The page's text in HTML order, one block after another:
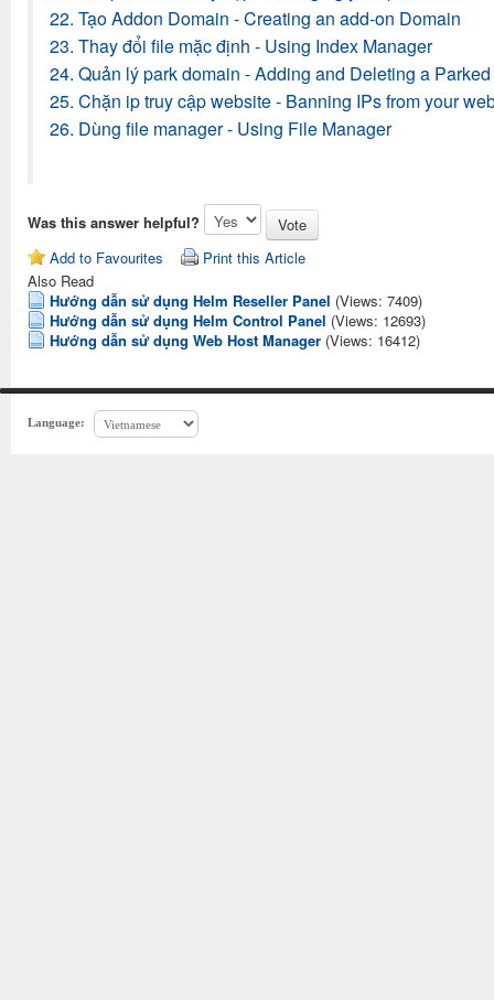
22. Tạo Addon Domain - Creating an add-on Domain
23. Thay đổi file mặc định - Using Index Manager
24. Quản lý park domain - Adding and Deleting a
25. Chặn ip truy cập website - Banning IPs from your
26. Dùng file manager - Using File Manager
Was this answer helpful?
Add to Favourites
Print this Article
Also Read
Hướng dẫn sử dụng Helm Reseller Panel (Views: 7409)
Hướng dẫn sử dụng Helm Control Panel (Views: 12693)
Hướng dẫn sử dụng Web Host Manager (Views: 16412)
Language: